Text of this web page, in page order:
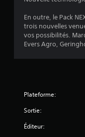
En outre, le Pack
trois nouvelles
vos possibilités.
Evers Agro,
Plateforme:
Sortie:
Éditeur: